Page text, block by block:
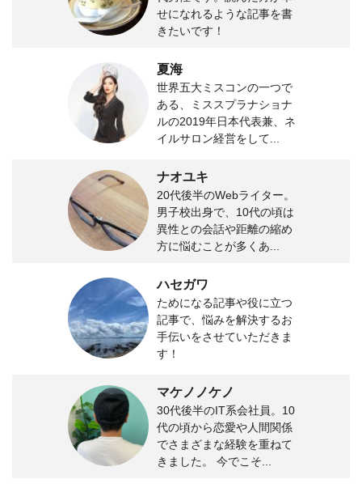
せになれるような記事を書
きたいです！
夏海
世界五大ミスコンの一つで
ある、ミススプラナショナ
ルの2019年日本代表兼、ネ
イルサロン経営をして...
ナオユキ
20代後半のWebライター。
男子校出身で、10代の頃は
異性との会話や距離の縮め
方に悩むことが多くあ...
ハセガワ
ためになる記事や役に立つ
記事で、悩みを解決するお
手伝いをさせていただきま
す！
マケノノケノ
30代後半のIT系会社員。10
代の頃から恋愛や人間関係
でさまざまな経験を重ねて
きました。 今でこそ...